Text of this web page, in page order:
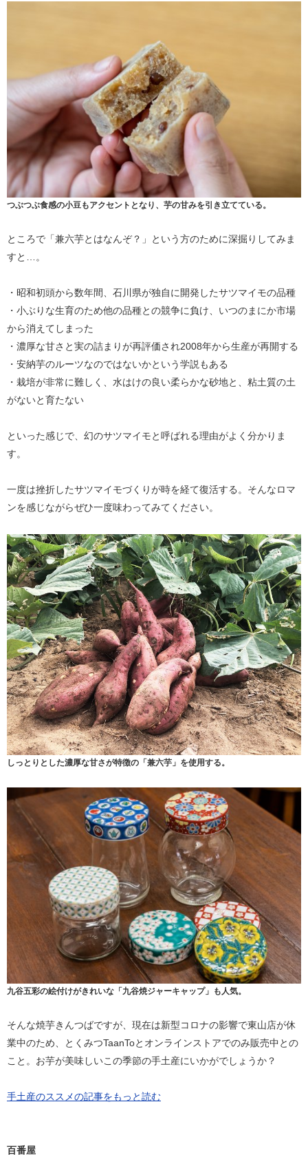
つぶつぶ食感の小豆もアクセントとなり、芋の甘みを引き立てている。
ところで「兼六芋とはなんぞ？」という方のために深掘りしてみま
すと…。
・昭和初頭から数年間、石川県が独自に開発したサツマイモの品種
・小ぶりな生育のため他の品種との競争に負け、いつのまにか市場
から消えてしまった
・濃厚な甘さと実の詰まりが再評価され2008年から生産が再開する
・安納芋のルーツなのではないかという学説もある
・栽培が非常に難しく、水はけの良い柔らかな砂地と、粘土質の土
がないと育たない
といった感じで、幻のサツマイモと呼ばれる理由がよく分かりま
す。
一度は挫折したサツマイモづくりが時を経て復活する。そんなロマ
ンを感じながらぜひ一度味わってみてください。
しっとりとした濃厚な甘さが特徴の「兼六芋」を使用する。
九谷五彩の絵付けがきれいな「九谷焼ジャーキャップ」も人気。
そんな焼芋きんつばですが、現在は新型コロナの影響で東山店が休
業中のため、とくみつTaanToとオンラインストアでのみ販売中との
こと。お芋が美味しいこの季節の手土産にいかがでしょうか？
手土産のススメの記事をもっと読む
百番屋